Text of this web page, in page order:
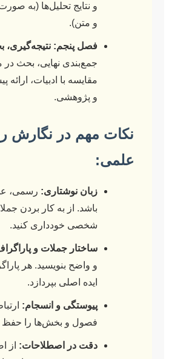
و نتایج تحلیل‌ها (به صورت جداول، نمودارها
فصل پنجم: نتیجه‌گیری، بحث و پیشنهادات:
جمع‌بندی نهایی، بحث در مورد یافته‌ها،
مقایسه با ادبیات، ارائه پیشنهادات کاربردی
در نگارش روان و
رسمی، علمی و بی‌طرفانه
باشد. از به کار بردن جملات محاوره‌ای یا
شخصی خودداری کنید.
ساختار جملات و پاراگراف‌ها:جملات کوتاه
و واضح بنویسید. هر پاراگراف باید به یک
پیوستگی و انسجام:ارتباط منطقی بین
فصول و بخش‌ها را حفظ کنید.
دقت در اصطلاحات:از اصطلاحات